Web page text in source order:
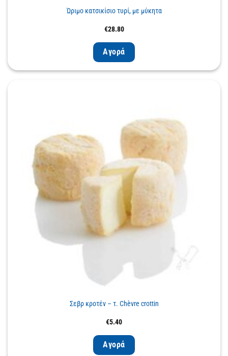
Ώριμο κατσικίσιο τυρί, με μύκητα
€28.80
Αγορά
Σεβρ κροτέν – τ. Chèvre crottin
€5.40
Αγορά